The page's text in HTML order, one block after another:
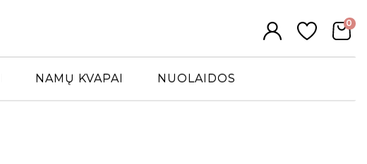
0
NAMŲ KVAPAI NUOLAIDOS